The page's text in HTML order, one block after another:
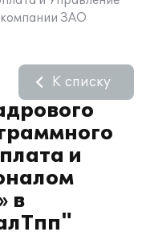
компании ЗАО
и
в
К списку